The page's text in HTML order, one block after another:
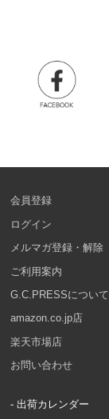
会員登録
ログイン
メルマガ登録・解除
ご利用案内
G.C.PRESSについて
amazon.co.jp店
楽天市場店
お問い合わせ
- 出荷カレンダー